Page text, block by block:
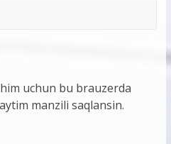
uchun bu brauzerda
manzili saqlansin.